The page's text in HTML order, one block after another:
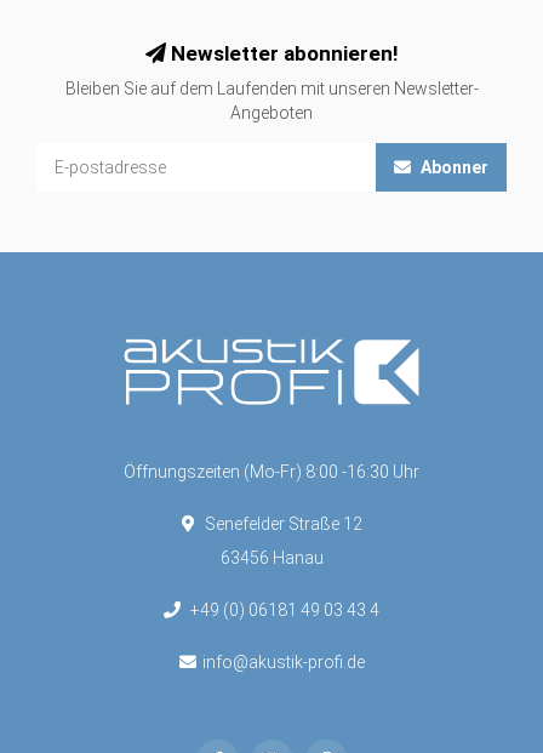
Newsletter abonnieren!
Bleiben Sie auf dem Laufenden mit unseren Newsletter-
Angeboten
Abonner
Öffnungszeiten (Mo-Fr) 8:00 -16:30 Uhr
Senefelder Straße 12
63456 Hanau
+49 (0) 06181 49 03 43 4
info@akustik-profi.de